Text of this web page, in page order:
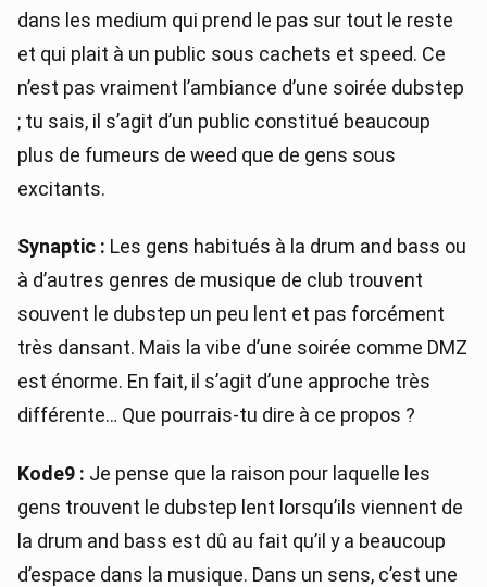
dans les medium qui prend le pas sur tout le reste
et qui plait à un public sous cachets et speed. Ce
n’est pas vraiment l’ambiance d’une soirée dubstep
; tu sais, il s’agit d’un public constitué beaucoup
plus de fumeurs de weed que de gens sous
excitants.
Synaptic : Les gens habitués à la drum and bass ou
à d’autres genres de musique de club trouvent
souvent le dubstep un peu lent et pas forcément
très dansant. Mais la vibe d’une soirée comme DMZ
est énorme. En fait, il s’agit d’une approche très
différente… Que pourrais-tu dire à ce propos ?
Kode9 : Je pense que la raison pour laquelle les
gens trouvent le dubstep lent lorsqu’ils viennent de
la drum and bass est dû au fait qu’il y a beaucoup
d’espace dans la musique. Dans un sens, c’est une